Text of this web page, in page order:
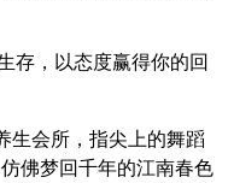
存，以态度赢得你的回
生会所，指尖上的舞蹈
佛梦回千年的江南春色